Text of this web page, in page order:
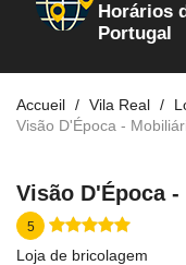
Horários
Portugal
Accueil Vila Real
Visão D'Época -
Visão D'Época
5
Loja de bricolagem